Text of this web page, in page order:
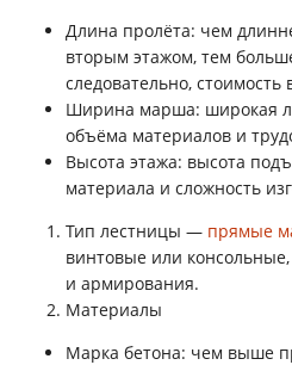
Длина пролёта: чем
вторым этажом, тем
следовательно, стоимость
Ширина марша: широкая
объёма материалов и
Высота этажа: высота
материала и сложность
Тип лестницы — прямые
винтовые или
и армирования.
Материалы
Марка бетона: чем выше